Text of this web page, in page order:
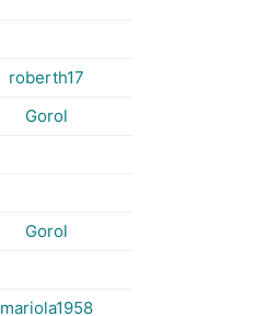
roberth17
Gorol
Gorol
mariola1958